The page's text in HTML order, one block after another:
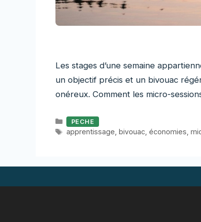
Les stages d’une semaine
un objectif précis et un bivouac
onéreux. Comment les micro-
Catégories
PECHE
Étiquettes
apprentissage bivouac, économies